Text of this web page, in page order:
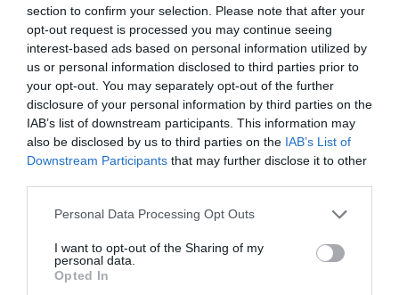
section to confirm your selection. Please note that after your
opt-out request is processed you may continue seeing
interest-based ads based on personal information utilized by
us or personal information disclosed to third parties prior to
your opt-out. You may separately opt-out of the further
disclosure of your personal information by third parties on the
IAB’s list of downstream participants. This information may
also be disclosed by us to third parties on the IAB’s List of
Downstream Participants that may further disclose it to other
Please note that this website/app uses one or more Google
not limited to your visit or usage behaviour. You may click to
grant or deny consent to Google and its third-party tags to
use your data for below specified purposes in below Google
Personal Data Processing Opt Outs
I want to opt-out of the Sharing of my
personal data.
Opted In